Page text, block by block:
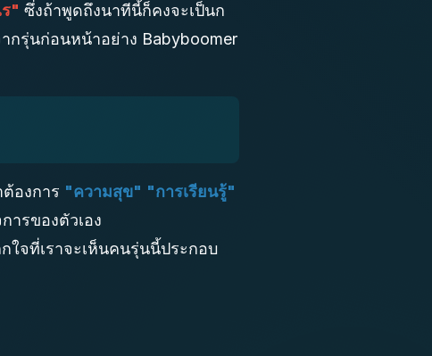
" ซึ่งถ้าพูดถึงนาทีนี้ก็คงจะเป็นก
กรุ่นก่อนหน้าอย่าง Babyboomer
องการ "ความสุข" "การเรียนรู้"
รของตัวเอง
ใจที่เราจะเห็นคนรุ่นนี้ประกอบ